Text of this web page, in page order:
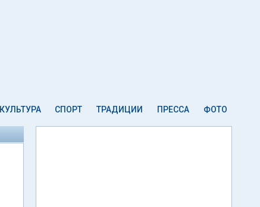
КУЛЬТУРА СПОРТ ТРАДИЦИИ ПРЕССА ФОТО